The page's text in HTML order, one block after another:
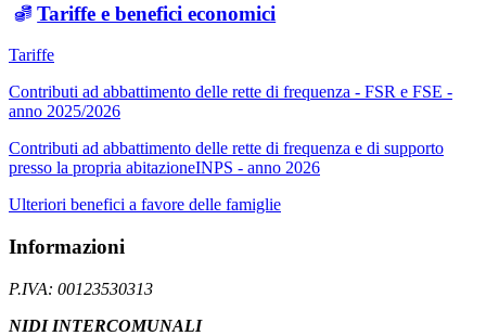
Tariffe e benefici economici
Tariffe
Contributi ad abbattimento delle rette di frequenza - FSR e FSE -
anno 2025/2026
Contributi ad abbattimento delle rette di frequenza e di supporto
presso la propria abitazioneINPS - anno 2026
Ulteriori benefici a favore delle famiglie
Informazioni
P.IVA: 00123530313
NIDI INTERCOMUNALI